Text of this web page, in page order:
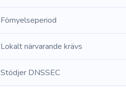
Förnyelseperiod
Lokalt närvarande krävs
Stödjer DNSSEC